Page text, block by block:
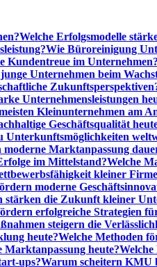
Welche Erfolgsmodelle
Wie Büroreinigung
Kundentreue im Unternehmen?
Unternehmen beim
Unternehmensleistungen
Kleinunternehmen am
Geschäftsqualität
Unterkunftsmöglichkeiten
moderne Marktanpassung
im Mittelstand?Welche
kleiner
moderne
stärken die Zukunft kleiner
erfolgreiche Strategien
steigern die
heute?Welche Methoden
heute?Welche
ups?Warum scheitern KMU